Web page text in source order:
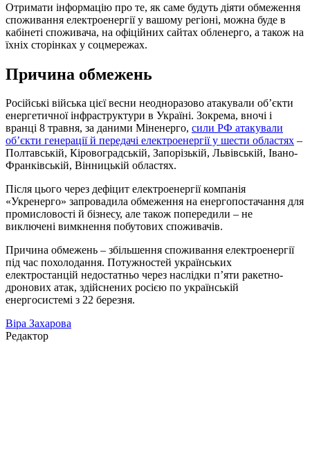
Отримати інформацію про те, як саме будуть діяти обмеження
споживання електроенергії у вашому регіоні, можна буде в
кабінеті споживача, на офіційних сайтах обленерго, а також на
їхніх сторінках у соцмережах.
Причина обмежень
Російські війська цієї весни неодноразово атакували об’єкти
енергетичної інфраструктури в Україні. Зокрема, вночі і
вранці 8 травня, за даними Міненерго, сили РФ атакували
об’єкти генерації й передачі електроенергії у шести областях –
Полтавській, Кіровоградській, Запорізькій, Львівській, Івано-
Франківській, Вінницькій областях.
Після цього через дефіцит електроенергії компанія
«Укренерго» запровадила обмеження на енергопостачання для
промисловості й бізнесу, але також попередили – не
виключені вимкнення побутових споживачів.
Причина обмежень – збільшення споживання електроенергії
під час похолодання. Потужностей українських
електростанцій недостатньо через наслідки п’яти ракетно-
дронових атак, здійснених росією по українській
енергосистемі з 22 березня.
Віра Захарова
Редактор